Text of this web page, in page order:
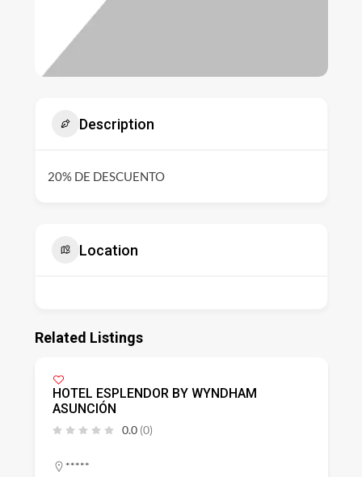
Description
20% DE DESCUENTO
Location
Related Listings
HOTEL ESPLENDOR BY WYNDHAM
ASUNCIÓN
0.0 (0)
*****